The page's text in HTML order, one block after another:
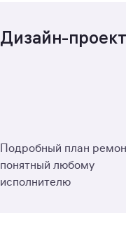
Дизайн-проект
Подробный план
понятный любому
исполнителю